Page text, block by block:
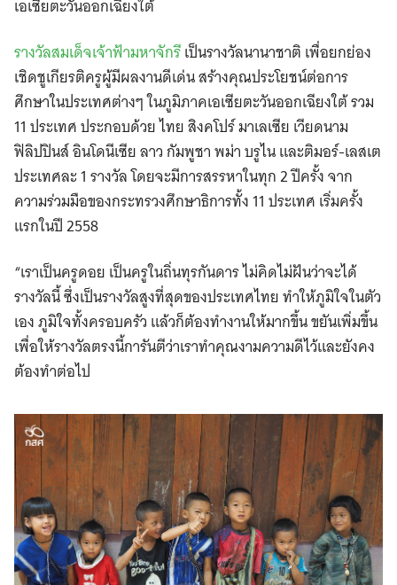
เอเซียตะวันออกเฉียงใต้
รางวัลสมเด็จเจ้าฟ้ามหาจักรีเป็นรางวัลนานาชาติ เพื่อยกย่อง
เชิดชูเกียรติครูผู้มีผลงานดีเด่น สร้างคุณประโยชน์ต่อการ
ศึกษาในประเทศต่างๆ ในภูมิภาคเอเซียตะวันออกเฉียงใต้ รวม
11 ประเทศ ประกอบด้วย ไทย สิงคโปร์ มาเลเซีย เวียดนาม
ฟิลิปปินส์ อินโดนีเซีย ลาว กัมพูชา พม่า บรูไน และติมอร์-เลสเต
ประเทศละ 1 รางวัล โดยจะมีการสรรหาในทุก 2 ปีครั้ง จาก
ความร่วมมือของกระทรวงศึกษาธิการทั้ง 11 ประเทศ เริ่มครั้ง
แรกในปี 2558
“เราเป็นครูดอย เป็นครูในถิ่นทุรกันดาร ไม่คิดไม่ฝันว่าจะได้
รางวัลนี้ ซึ่งเป็นรางวัลสูงที่สุดของประเทศไทย ทำให้ภูมิใจในตัว
เอง ภูมิใจทั้งครอบครัว แล้วก็ต้องทำงานให้มากขึ้น ขยันเพิ่มขึ้น
เพื่อให้รางวัลตรงนี้การันตีว่าเราทำคุณงามความดีไว้และยังคง
ต้องทำต่อไป